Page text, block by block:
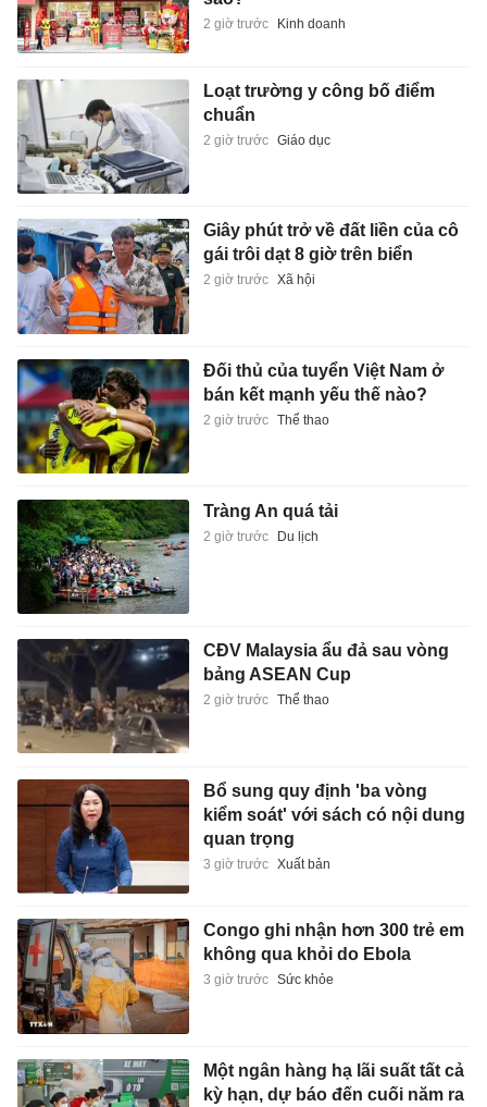
2 giờ trước Kinh doanh
Loạt trường y công bố điểm
chuẩn
2 giờ trước Giáo dục
Giây phút trở về đất liền của cô
gái trôi dạt 8 giờ trên biển
2 giờ trước Xã hội
Đối thủ của tuyển Việt Nam ở
bán kết mạnh yếu thế nào?
2 giờ trước Thể thao
Tràng An quá tải
2 giờ trước Du lịch
CĐV Malaysia ẩu đả sau vòng
bảng ASEAN Cup
2 giờ trước Thể thao
Bổ sung quy định 'ba vòng
kiểm soát' với sách có nội dung
quan trọng
3 giờ trước Xuất bản
Congo ghi nhận hơn 300 trẻ em
không qua khỏi do Ebola
3 giờ trước Sức khỏe
Một ngân hàng hạ lãi suất tất cả
kỳ hạn, dự báo đến cuối năm ra